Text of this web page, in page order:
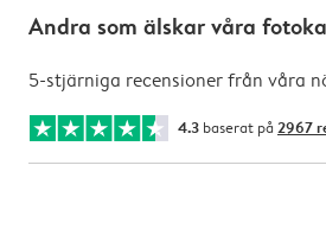
Andra som älskar våra
5-stjärniga recensioner från våra
4.3 baserat på 2967